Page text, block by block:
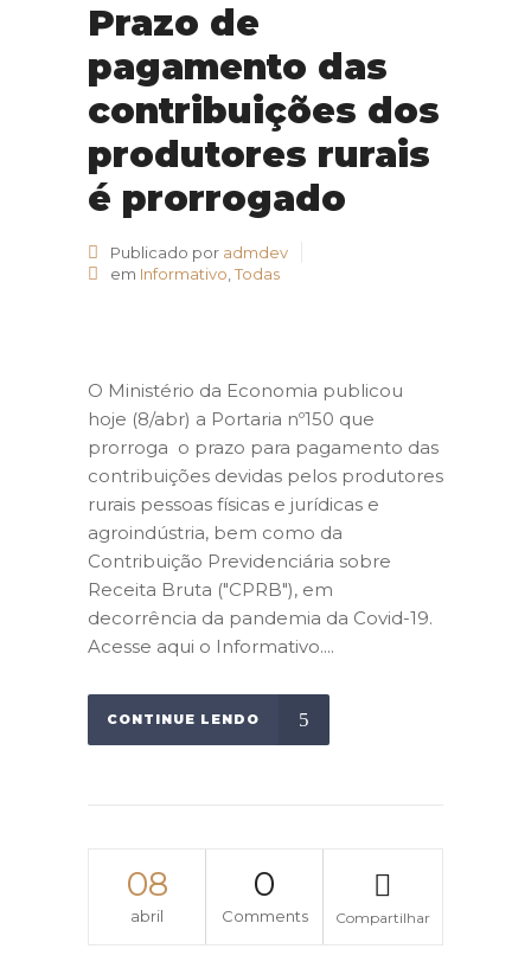
Prazo de
pagamento das
contribuições dos
produtores rurais
é prorrogado
Publicado por admdev
em Informativo Todas
O Ministério da Economia publicou
hoje (8/abr) a Portaria nº150 que
prorroga o prazo para pagamento das
contribuições devidas pelos produtores
rurais pessoas físicas e jurídicas e
agroindústria, bem como da
Contribuição Previdenciária sobre
Receita Bruta ("CPRB"), em
decorrência da pandemia da Covid-19.
Acesse aqui o Informativo....
CONTINUE LENDO
08
abril
0
Comments Compartilhar